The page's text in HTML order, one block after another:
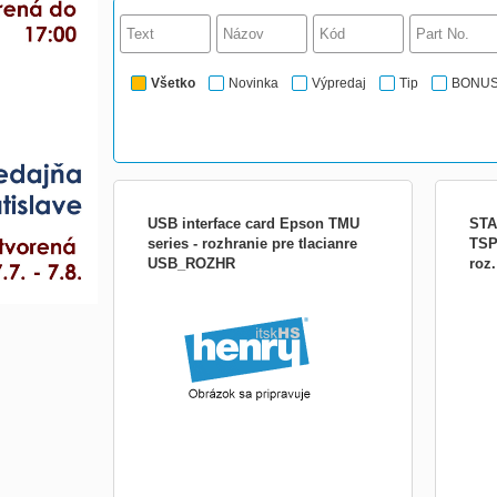
Všetko Novinka Výpredaj Tip
USB interface card Epson TMU
series - rozhranie pre tlacianre
USB_ROZHR
s tiskárnou je na něj záruka 2 roky, jinak
90 dnů.
roz.